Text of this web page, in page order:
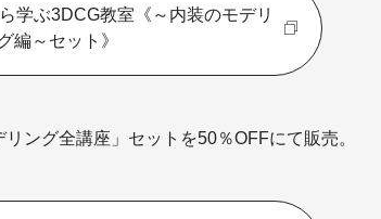
学ぶ3DCG教室《～内装のモデリ
編～セット》
ング全講座」セットを50％OFFにて販売。